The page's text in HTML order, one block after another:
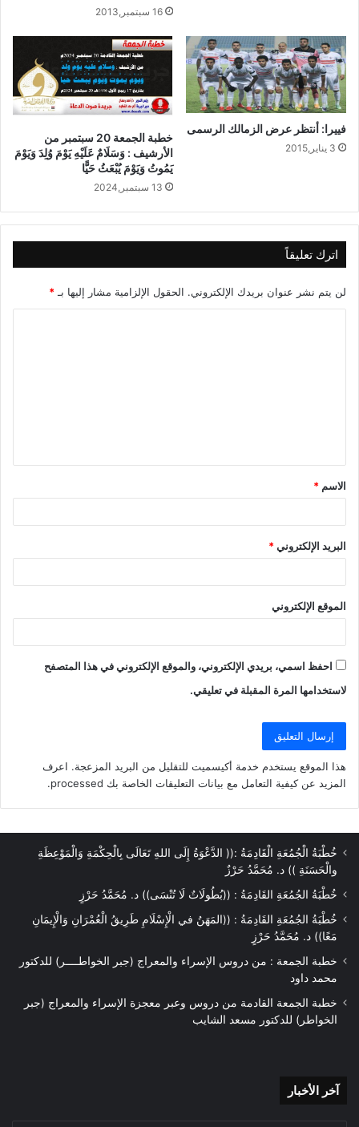
16 سبتمبر,2013
فييرا: أنتظر عرض الزمالك الرسمى
3 يناير,2015
خطبة الجمعة 20 سبتمبر من
الأرشيف : وَسَلَامٌ عَلَيْهِ يَوْمَ وُلِدَ وَيَوْمَ
يَمُوتُ وَيَوْمَ يُبْعَثُ حَيًّا
13 سبتمبر,2024
اترك تعليقاً
لن يتم نشر عنوان بريدك الإلكتروني. الحقول الإلزامية مشار إليها بـ *
ق
*
الاسم *
البريد الإلكتروني*
الموقع الإلكتروني
احفظ اسمي، بريدي الإلكتروني، والموقع الإلكتروني في هذا المتصفح
لاستخدامها المرة المقبلة في تعليقي.
هذا الموقع يستخدم خدمة أكيسميت للتقليل من البريد المزعجة. اعرف
المزيد عن كيفية التعامل مع بيانات التعليقات الخاصة بك processed
.
خُطْبَةُ الْجُمُعَةِ الْقَادِمَةُ :(( الدَّعْوَةُ إِلَى اللهِ تَعَالَى بِالْحِكْمَةِ وَالْمَوْعِظَةِ
والْحَسَنَةِ )) د. مُحَمَّدُ حَرْزٌ
خُطْبَةُ الجُمُعَةِ القَادِمَةُ : ((بُطُولَاتٌ لَا تُنْسَى)) د. مُحَمَّدُ حَرْزٍ
خُطْبَةُ الجُمُعَةِ القَادِمَةُ : ((المَهَنُ في الْإِسْلَامِ طَرِيقُ الْعُمْرَانِ وَالْإِيمَانِ
مَعًا)) د. مُحَمَّدُ حَرْزٍ
خطبة الجمعة : من دروس الإسراء والمعراج (جبر الخواطــــر) للدكتور
محمد داود
خطبة الجمعة القادمة من دروس وعبر معجزة الإسراء والمعراج (جبر
الخواطر) للدكتور مسعد الشايب
آخر الأخبار